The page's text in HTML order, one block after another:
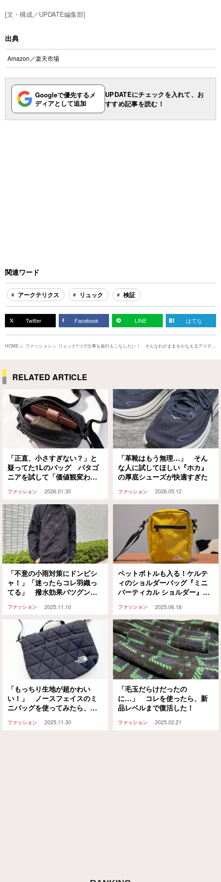
[文・構成／UPDATE編集部]
出典
Amazon ／楽天市場
Googleで優先するメ
ディアとして追加
UPDATEにチェックを入れて、お
すすめ記事を読む！
関連ワード
アークテリクス リュック 検証
Twitter Facebook LINE はてな
HOME ファッション
リュック1つで仕事も旅行もこなしたい！ そんなわがままをかなえるアイテム
RELATED ARTICLE
「正直、小さすぎない？」と
疑ってた1Lのバッグ パタゴ
ニアを試して「価値観変わっ
ファッション 2026.01.30
「革靴はもう無理…」 そん
な人に試してほしい『ホカ』
の厚底シューズが快適すぎた
ファッション 2026.05.12
「不意の小雨対策にドンピシ
ャ！」「迷ったらコレ羽織っ
てる」 撥水効果バツグンの
ら『マムート』
ファッション 2025.11.10
ペットボトルも入る！ケルテ
ィのショルダーバッグ『ミニ
バーティカル ショルダー』が
ファッション 2025.06.18
「もっちり生地が超かわい
い！」 ノースフェイスのミ
ニバッグを使ってみたら、予
ファッション 2025.11.30
「毛玉だらけだったの
に…」 コレを使ったら、新
品レベルまで復活した！
ファッション 2025.02.21